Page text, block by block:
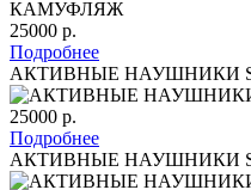
25000 р.
Подробнее
АКТИВНЫЕ НАУШНИКИ
25000 р.
Подробнее
АКТИВНЫЕ НАУШНИКИ